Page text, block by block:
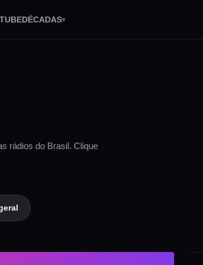
DÉCADAS
rádios do Brasil. Clique